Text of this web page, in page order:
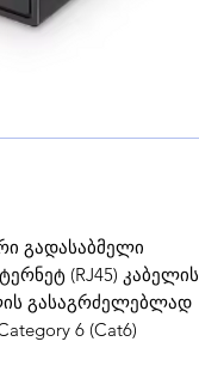
გადასაბმელი
(RJ45) კაბელის
გასაგრძელებლად
6 (Cat6)